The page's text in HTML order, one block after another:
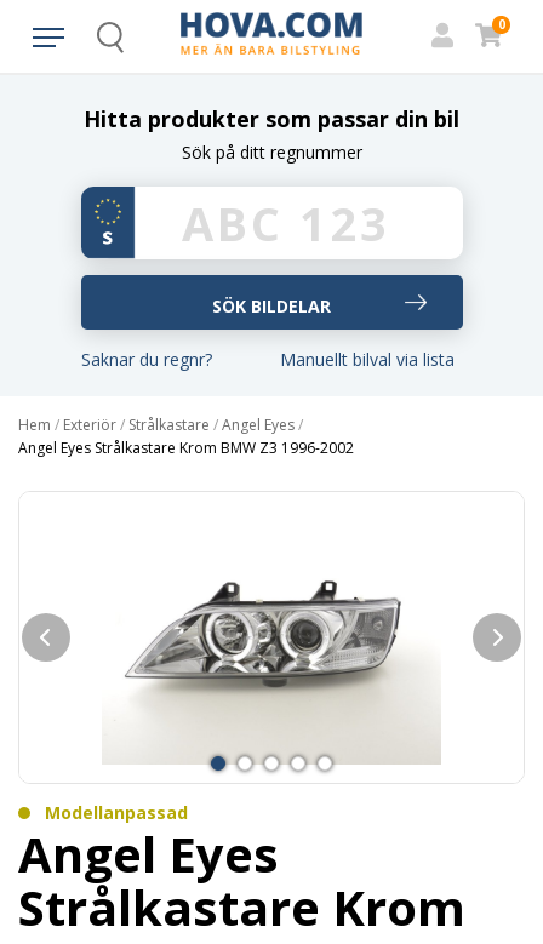
Search
0
Hitta produkter som passar din bil
Sök på ditt regnummer
Saknar du regnr? Manuellt bilval via lista
Hem / Exteriör/ Strålkastare /Angel Eyes/
Angel Eyes Strålkastare Krom BMW Z3 1996-2002
Modellanpassad
Angel Eyes
Strålkastare Krom